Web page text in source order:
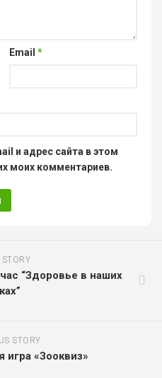
Email *
и адрес сайта в этом
моих комментариев.
STORY
“Здоровье в наших
STORY
игра «Зооквиз»